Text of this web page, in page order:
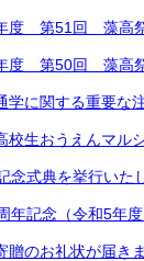
度 第51回 藻高
度 第50回 藻高
学に関する重要な
校生おうえんマル
念式典を挙行いた
年記念（令和5年
贈のお礼状が届き